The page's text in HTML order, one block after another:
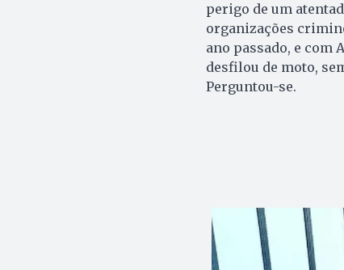
perigo de um
organizações
ano passado, e com
desfilou de moto,
Perguntou-se.